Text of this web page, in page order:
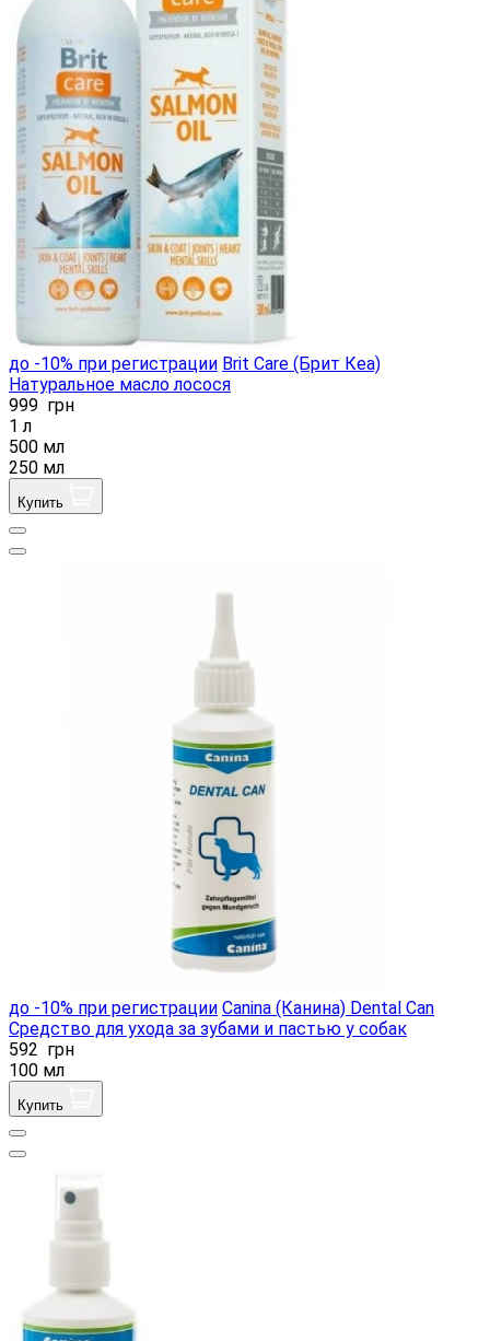
до -10% при регистрации Brit Care (Брит Кеа)
Натуральное масло лосося
999 грн
1 л
500 мл
250 мл
Купить
до -10% при регистрации Canina (Канина) Dental Can
Cредство для ухода за зубами и пастью у собак
592 грн
100 мл
Купить